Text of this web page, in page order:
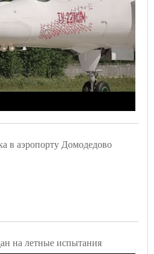
в аэропорту Домодедово
на летные испытания